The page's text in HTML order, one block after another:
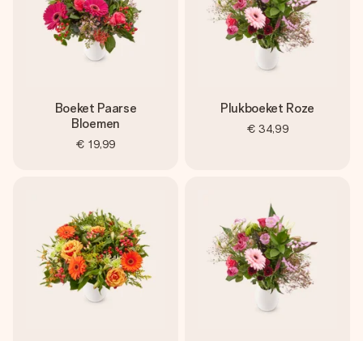
Boeket Paarse
Bloemen
€ 19,99
Plukboeket Roze
€ 34,99